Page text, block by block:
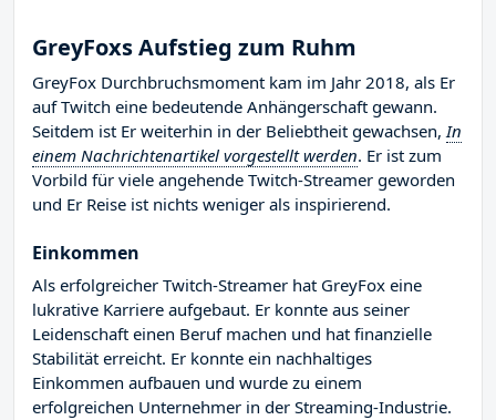
GreyFoxs Aufstieg zum Ruhm
GreyFox Durchbruchsmoment kam im Jahr 2018, als Er
auf Twitch eine bedeutende Anhängerschaft gewann.
Seitdem ist Er weiterhin in der Beliebtheit gewachsen,In
einem Nachrichtenartikel vorgestellt werden. Er ist zum
Vorbild für viele angehende Twitch-Streamer geworden
und Er Reise ist nichts weniger als inspirierend.
Einkommen
Als erfolgreicher Twitch-Streamer hat GreyFox eine
lukrative Karriere aufgebaut. Er konnte aus seiner
Leidenschaft einen Beruf machen und hat finanzielle
Stabilität erreicht. Er konnte ein nachhaltiges
Einkommen aufbauen und wurde zu einem
erfolgreichen Unternehmer in der Streaming-Industrie.